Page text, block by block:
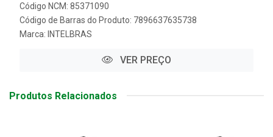
Código NCM: 85371090
Código de Barras do Produto: 7896637635738
Marca: INTELBRAS
VER PREÇO
Produtos Relacionados